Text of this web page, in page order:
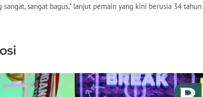
sangat bagus," lanjut pemain yang kini berusia 34 tahun